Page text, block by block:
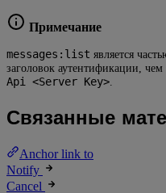
Примечание
messages:list является
заголовок аутентификации, чем
Api <Server Key>.
Связанные
Anchor link to
Notify
Cancel